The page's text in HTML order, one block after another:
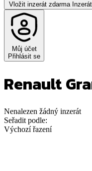
Vložit inzerát zdarma Inzerát
Můj účet
Přihlásit se
Renault
Nenalezen žádný inzerát
Seřadit podle:
Výchozí řazení